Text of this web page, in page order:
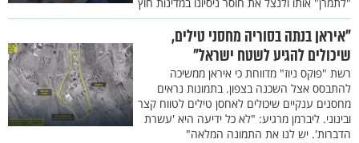
"לתמרן" אותו ולנצל את חוסר ניסיונו במדינות חוץ
"איראן בנתה בסוריה מחסני טילים,
שיכולים להגיע לשטח ישראל"
רשת "פוקס ניוז" מדווחת כי איראן ממשיכה
להתבסס אצל השכנה בצפון. בתמונות נראים
מחסנים ענקיים שיכולים לאחסן טילים לטווח קצר
ובינוני. ליברמן מרגיע: "לא כל ידיעה היא 'עשרת
הדברות'. יש לנו את התמונה המלאה"